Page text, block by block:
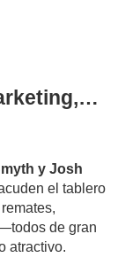
y Josh
el tablero
de gran
atractivo.